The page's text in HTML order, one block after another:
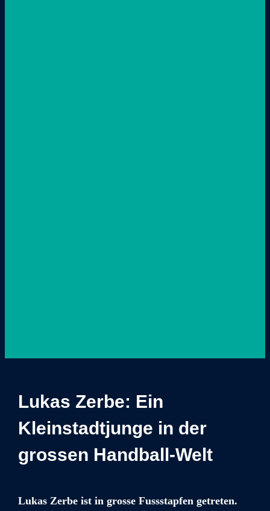
Lukas Zerbe: Ein
Kleinstadtjunge in der
grossen Handball-Welt
Lukas Zerbe ist in grosse Fussstapfen getreten.